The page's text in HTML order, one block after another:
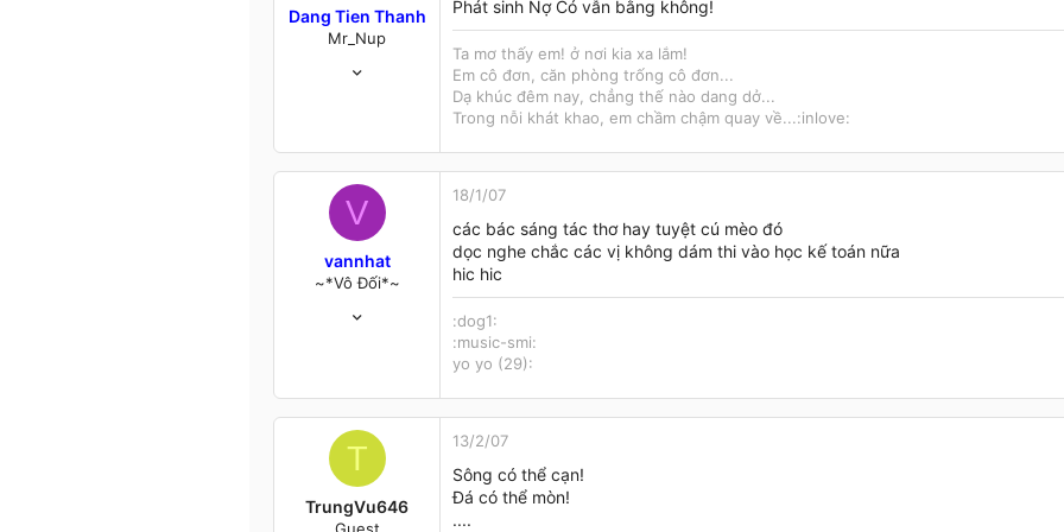
Dang Tien Thanh
Mr_Nup
Phát sinh Nợ Có vẫn bằng không!
Ta mơ thấy em! ở nơi kia xa lắm!
Em cô đơn, căn phòng trống cô đơn...
Dạ khúc đêm nay, chẳng thế nào dang dở...
Trong nỗi khát khao, em chầm chậm quay về...:inlove:
V
vannhat
~*Vô Đối*~
18/1/07
các bác sáng tác thơ hay tuyệt cú mèo đó
dọc nghe chắc các vị không dám thi vào học kế toán nữa
hic hic
:dog1:
:music-smi:
yo yo (29):
T
TrungVu646
13/2/07
Sông có thể cạn!
Đá có thể mòn!
....